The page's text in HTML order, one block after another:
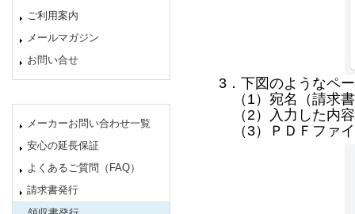
ご利用案内
メールマガジン
お問い合せ
メーカーお問い合わせ一覧
安心の延長保証
よくあるご質問（FAQ）
請求書発行
3．下図のようなペ
（1）宛名（請求
（2）入力した内
（3）ＰＤＦファ